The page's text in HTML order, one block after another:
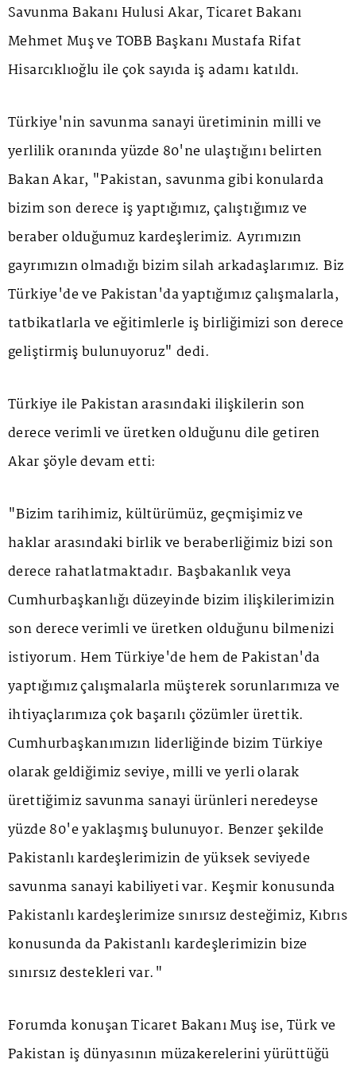
Savunma Bakanı Hulusi Akar, Ticaret Bakanı
Mehmet Muş ve TOBB Başkanı Mustafa Rifat
Hisarcıklıoğlu ile çok sayıda iş adamı katıldı.
Türkiye'nin savunma sanayi üretiminin milli ve
yerlilik oranında yüzde 80'ne ulaştığını belirten
Bakan Akar, "Pakistan, savunma gibi konularda
bizim son derece iş yaptığımız, çalıştığımız ve
beraber olduğumuz kardeşlerimiz. Ayrımızın
gayrımızın olmadığı bizim silah arkadaşlarımız. Biz
Türkiye'de ve Pakistan'da yaptığımız çalışmalarla,
tatbikatlarla ve eğitimlerle iş birliğimizi son derece
geliştirmiş bulunuyoruz" dedi.
Türkiye ile Pakistan arasındaki ilişkilerin son
derece verimli ve üretken olduğunu dile getiren
Akar şöyle devam etti:
"Bizim tarihimiz, kültürümüz, geçmişimiz ve
haklar arasındaki birlik ve beraberliğimiz bizi son
derece rahatlatmaktadır. Başbakanlık veya
Cumhurbaşkanlığı düzeyinde bizim ilişkilerimizin
son derece verimli ve üretken olduğunu bilmenizi
istiyorum. Hem Türkiye'de hem de Pakistan'da
yaptığımız çalışmalarla müşterek sorunlarımıza ve
ihtiyaçlarımıza çok başarılı çözümler ürettik.
Cumhurbaşkanımızın liderliğinde bizim Türkiye
olarak geldiğimiz seviye, milli ve yerli olarak
ürettiğimiz savunma sanayi ürünleri neredeyse
yüzde 80'e yaklaşmış bulunuyor. Benzer şekilde
Pakistanlı kardeşlerimizin de yüksek seviyede
savunma sanayi kabiliyeti var. Keşmir konusunda
Pakistanlı kardeşlerimize sınırsız desteğimiz, Kıbrıs
konusunda da Pakistanlı kardeşlerimizin bize
sınırsız destekleri var."
Forumda konuşan Ticaret Bakanı Muş ise, Türk ve
Pakistan iş dünyasının müzakerelerini yürüttüğü